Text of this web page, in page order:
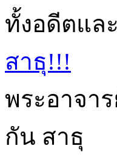
ทั้งอดีตแล
สาธุ!!!
พระอาจา
กัน สาธุ